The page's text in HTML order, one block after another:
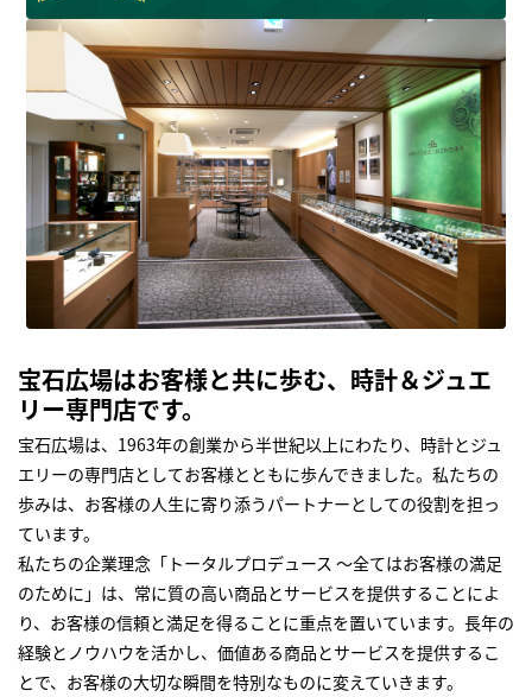
宝石広場はお客様と共に歩む、時計＆ジュエ
リー専門店です。
宝石広場は、1963年の創業から半世紀以上にわたり、時計とジュ
エリーの専門店としてお客様とともに歩んできました。私たちの
歩みは、お客様の人生に寄り添うパートナーとしての役割を担っ
ています。
私たちの企業理念「トータルプロデュース ～全てはお客様の満足
のために」は、常に質の高い商品とサービスを提供することによ
り、お客様の信頼と満足を得ることに重点を置いています。長年の
経験とノウハウを活かし、価値ある商品とサービスを提供するこ
とで、お客様の大切な瞬間を特別なものに変えていきます。